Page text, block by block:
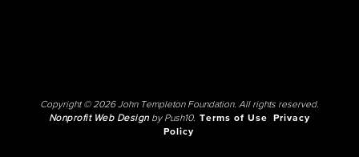
Copyright © 2026 John Templeton Foundation. All rights reserved.
Nonprofit Web Designby Push10. Terms of Use
Privacy
Policy